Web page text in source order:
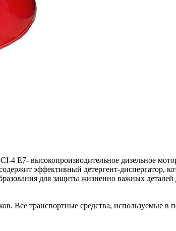
E7- высокопроизводительное дизельное
эффективный детергент-диспергатор,
для защиты жизненно важных
Все транспортные средства, используемые